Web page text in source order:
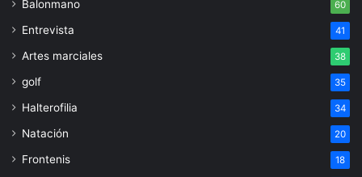
Balonmano 60
Entrevista 41
Artes marciales 38
golf 35
Halterofilia 34
Natación 20
Frontenis 18